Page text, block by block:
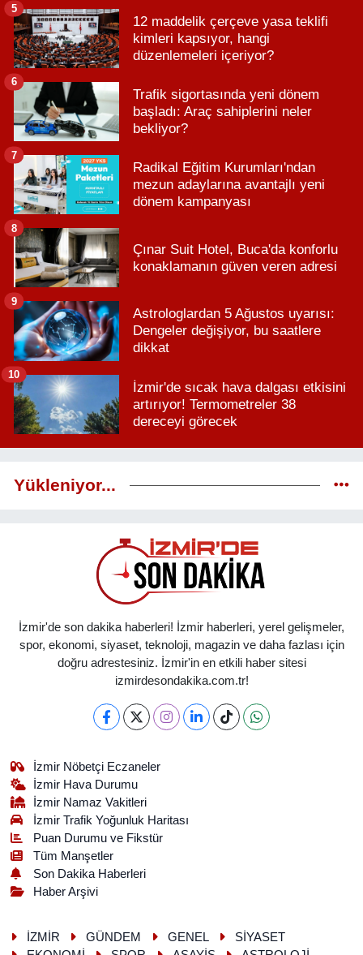
12 maddelik çerçeve yasa teklifi
kimleri kapsıyor, hangi
düzenlemeleri içeriyor?
5
Trafik sigortasında yeni dönem
başladı: Araç sahiplerini neler
bekliyor?
6
Radikal Eğitim Kurumları'ndan
mezun adaylarına avantajlı yeni
dönem kampanyası
7
Çınar Suit Hotel, Buca'da konforlu
konaklamanın güven veren adresi
8
Astrologlardan 5 Ağustos uyarısı:
Dengeler değişiyor, bu saatlere
dikkat
9
İzmir'de sıcak hava dalgası etkisini
artırıyor! Termometreler 38
dereceyi görecek
10
Yükleniyor...
İzmir'de son dakika haberleri! İzmir haberleri, yerel gelişmeler,
spor, ekonomi, siyaset, teknoloji, magazin ve daha fazlası için
doğru adrestesiniz. İzmir'in en etkili haber sitesi
izmirdesondakika.com.tr!
İzmir Nöbetçi Eczaneler
İzmir Hava Durumu
İzmir Namaz Vakitleri
İzmir Trafik Yoğunluk Haritası
Puan Durumu ve Fikstür
Tüm Manşetler
Son Dakika Haberleri
Haber Arşivi
İZMİR GÜNDEM GENEL
SİYASET